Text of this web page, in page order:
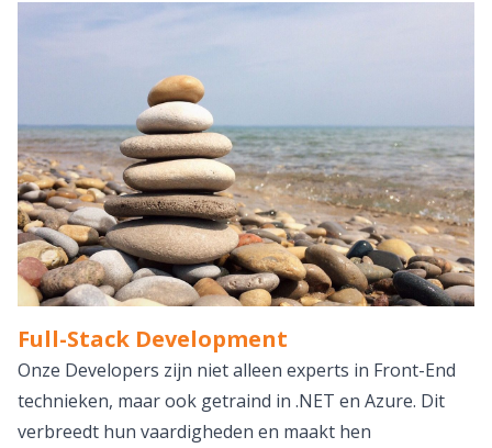
Full-Stack Development
Onze Developers zijn niet alleen experts in Front-End
technieken, maar ook getraind in .NET en Azure. Dit
verbreedt hun vaardigheden en maakt hen